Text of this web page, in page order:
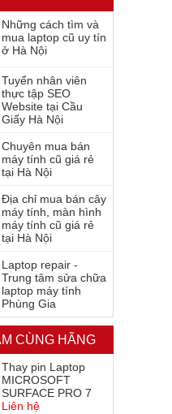
Những cách tìm và
mua laptop cũ uy tín
ở Hà Nội
Tuyển nhân viên
thực tập SEO
Website tại Cầu
Giấy Hà Nội
Chuyên mua bán
máy tính cũ giá rẻ
tại Hà Nội
Địa chỉ mua bán cây
máy tính, màn hình
máy tính cũ giá rẻ
tại Hà Nội
Laptop repair -
Trung tâm sửa chữa
laptop máy tính
Phùng Gia
CÙNG HÃNG
Thay pin Laptop
MICROSOFT
SURFACE PRO 7
Liên hệ